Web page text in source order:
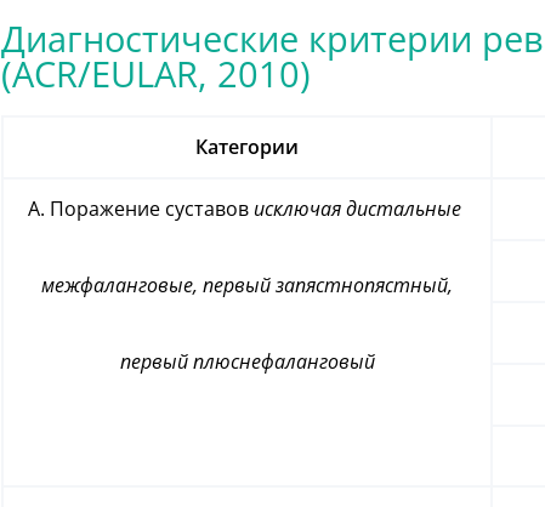
Диагностические критерии
(ACR/EULAR, 2010)
Категории
А. Поражение суставов исключая дистальные
межфаланговые,первый запястнопястный,
первый плюснефаланговый